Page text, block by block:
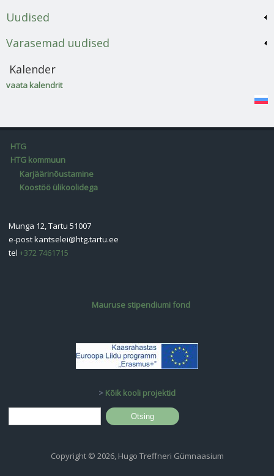
Uudised
Varasemad uudised
Kalender
vaata kalendrit
HTG
HTG kommuun
Karjäärinõustamine
Koostöö ülikoolidega
Munga 12, Tartu 51007
e-postkantselei@htg.tartu.ee
tel+372 7461715
Mauruse stipendiumi fond
> Kõik kooli projektid
Otsinguvorm
Otsing
Copyright © 2026, Hugo Treffneri Gümnaasium